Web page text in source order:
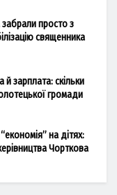
просто з
священника
зарплата: скільки
громади
на дітях:
Чорткова